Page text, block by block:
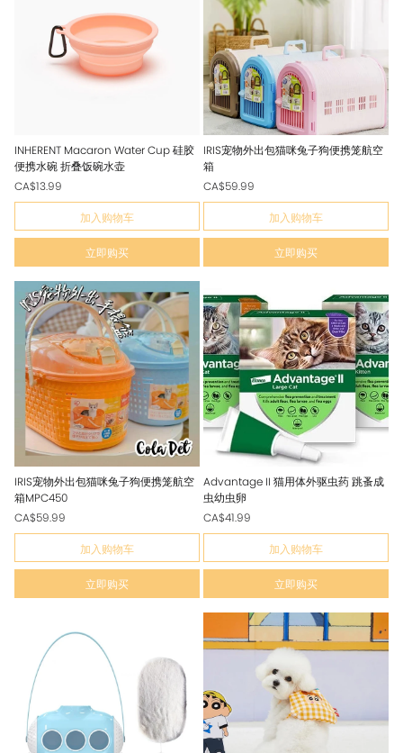
INHERENT Macaron Water Cup 硅胶
便携水碗 折叠饭碗水壶
CA$13.99
加入购物车
立即购买
IRIS宠物外出包猫咪兔子狗便携笼航空
箱
CA$59.99
加入购物车
立即购买
IRIS宠物外出包猫咪兔子狗便携笼航空
箱MPC450
CA$59.99
加入购物车
立即购买
Advantage II 猫用体外驱虫药 跳蚤成
虫幼虫卵
CA$41.99
加入购物车
立即购买